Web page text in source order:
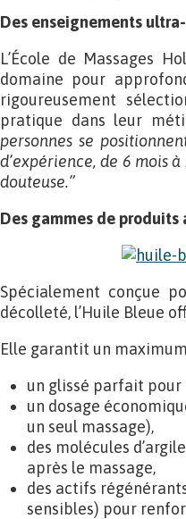
Des enseignements
L’École de Massages
domaine pour
rigoureusement
pratique dans leur
personnes se
d’expérience, de 6 mois
douteuse.”
Des gammes de produits
Spécialement conçue
décolleté, l’Huile Bleue
Elle garantit un
un glissé parfait pour
un dosage
un seul massage),
des molécules
après le massage,
des actifs
sensibles) pour